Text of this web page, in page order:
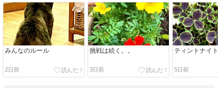
みんなのルール
2日前
挑戦は続く。。
3日前
ティントナイ
5日前